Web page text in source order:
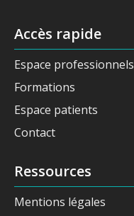
Accès rapide
Espace professionnels
Formations
Espace patients
Contact
Ressources
Mentions légales